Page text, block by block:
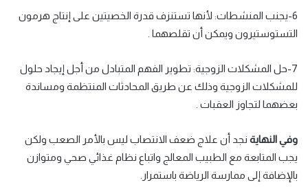
6-يجنب المنشطات
: لأنها تستنزف قدرة الخصيتين على إنتاج هرمون
التستوستيرون ويمكن أن تقلصهما .
7- حل المشكلات الزوجية: تطوير الفهم المتبادل من أجل إيجاد حلول
للمشكلات الزوجية وذلك عن طريق المحادثات المنتظمة ومساندة
بعضهما لتجاوز العقبات .
وفي النهاية نجد أن علاج ضعف الانتصاب ليس بالأمر الصعب ولكن
يجب المتابعة مع الطبيب المعالج واتباع نظام غذائي صحي ومتوازن
بالإضافة إلى ممارسة الرياضة باستمرار.